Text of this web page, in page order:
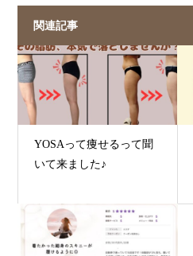
関連記事
YOSAって痩せるって聞
いて来ました♪